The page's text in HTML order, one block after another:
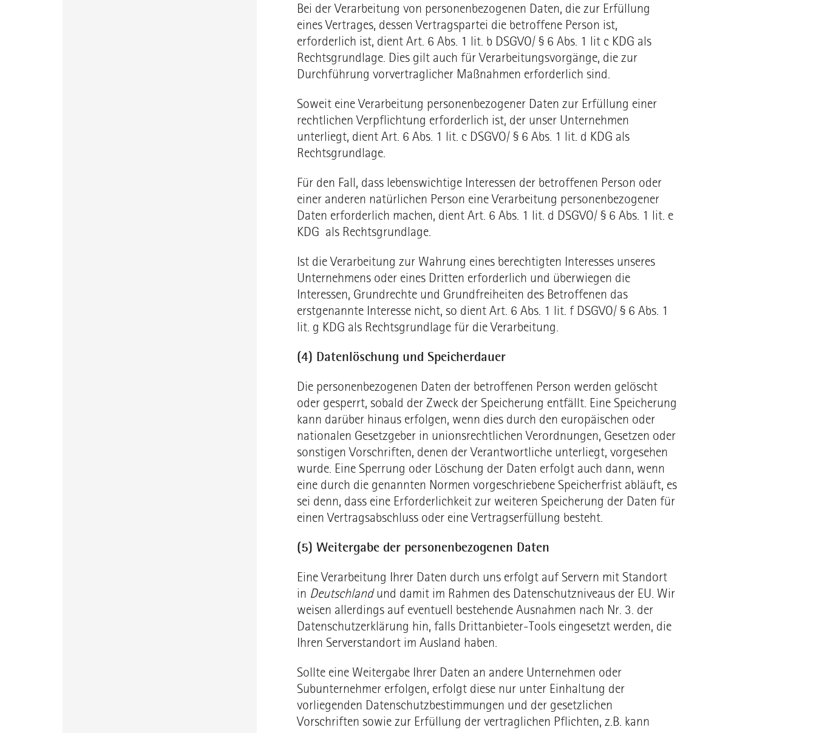
Bei der Verarbeitung von personenbezogenen Daten, die zur Erfüllung
eines Vertrages, dessen Vertragspartei die betroffene Person ist,
erforderlich ist, dient Art. 6 Abs. 1 lit. b DSGVO/ § 6 Abs. 1 lit c KDG als
Rechtsgrundlage. Dies gilt auch für Verarbeitungsvorgänge, die zur
Durchführung vorvertraglicher Maßnahmen erforderlich sind.
Soweit eine Verarbeitung personenbezogener Daten zur Erfüllung einer
rechtlichen Verpflichtung erforderlich ist, der unser Unternehmen
unterliegt, dient Art. 6 Abs. 1 lit. c DSGVO/ § 6 Abs. 1 lit. d KDG als
Rechtsgrundlage.
Für den Fall, dass lebenswichtige Interessen der betroffenen Person oder
einer anderen natürlichen Person eine Verarbeitung personenbezogener
Daten erforderlich machen, dient Art. 6 Abs. 1 lit. d DSGVO/ § 6 Abs. 1 lit. e
KDG als Rechtsgrundlage.
Ist die Verarbeitung zur Wahrung eines berechtigten Interesses unseres
Unternehmens oder eines Dritten erforderlich und überwiegen die
Interessen, Grundrechte und Grundfreiheiten des Betroffenen das
erstgenannte Interesse nicht, so dient Art. 6 Abs. 1 lit. f DSGVO/ § 6 Abs. 1
lit. g KDG als Rechtsgrundlage für die Verarbeitung.
(4) Datenlöschung und Speicherdauer
Die personenbezogenen Daten der betroffenen Person werden gelöscht
oder gesperrt, sobald der Zweck der Speicherung entfällt. Eine Speicherung
kann darüber hinaus erfolgen, wenn dies durch den europäischen oder
nationalen Gesetzgeber in unionsrechtlichen Verordnungen, Gesetzen oder
sonstigen Vorschriften, denen der Verantwortliche unterliegt, vorgesehen
wurde. Eine Sperrung oder Löschung der Daten erfolgt auch dann, wenn
eine durch die genannten Normen vorgeschriebene Speicherfrist abläuft, es
sei denn, dass eine Erforderlichkeit zur weiteren Speicherung der Daten für
einen Vertragsabschluss oder eine Vertragserfüllung besteht.
(5) Weitergabe der personenbezogenen Daten
Eine Verarbeitung Ihrer Daten durch uns erfolgt auf Servern mit Standort
in Deutschlandund damit im Rahmen des Datenschutzniveaus der EU. Wir
weisen allerdings auf eventuell bestehende Ausnahmen nach Nr. 3. der
Datenschutzerklärung hin, falls Drittanbieter-Tools eingesetzt werden, die
Ihren Serverstandort im Ausland haben.
Sollte eine Weitergabe Ihrer Daten an andere Unternehmen oder
Subunternehmer erfolgen, erfolgt diese nur unter Einhaltung der
vorliegenden Datenschutzbestimmungen und der gesetzlichen
Vorschriften sowie zur Erfüllung der vertraglichen Pflichten, z.B. kann